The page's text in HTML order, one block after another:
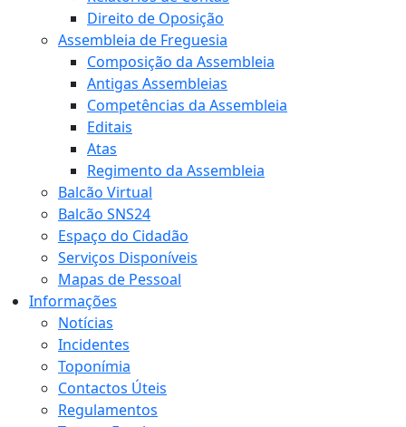
Direito de Oposição
Assembleia de Freguesia
Composição da Assembleia
Antigas Assembleias
Competências da Assembleia
Editais
Atas
Regimento da Assembleia
Balcão Virtual
Balcão SNS24
Espaço do Cidadão
Serviços Disponíveis
Mapas de Pessoal
Informações
Notícias
Incidentes
Toponímia
Contactos Úteis
Regulamentos